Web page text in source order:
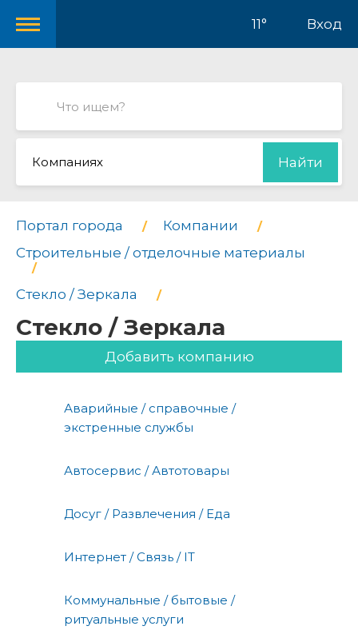
11° Вход
Компаниях Найти
Портал города
Компании
Строительные / отделочные материалы
Стекло / Зеркала
Стекло / Зеркала
Добавить компанию
Аварийные / справочные /
экстренные службы
Автосервис / Автотовары
Досуг / Развлечения / Еда
Интернет / Связь / IT
Коммунальные / бытовые /
ритуальные услуги